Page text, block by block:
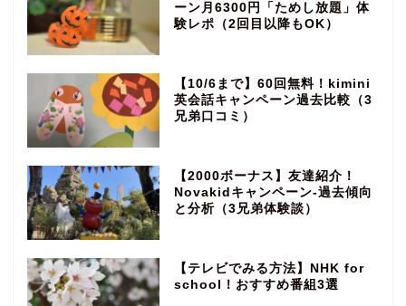
ーン月6300円「ためし放題」体
験レポ（2回目以降もOK）
【10/6まで】60回無料！kimini
英会話キャンペーン過去比較（3
兄弟口コミ）
【2000ボーナス】友達紹介！
Novakidキャンペーン‐過去傾向
と分析（3兄弟体験談）
【テレビでみる方法】NHK for
school！おすすめ番組3選